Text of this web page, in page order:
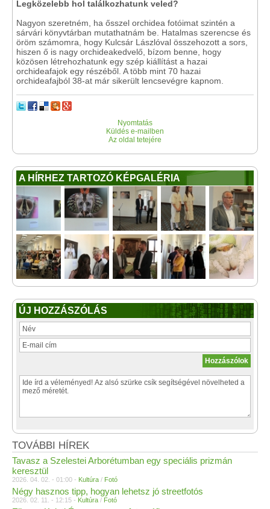
Legközelebb hol találkozhatunk veled?
Nagyon szeretném, ha ősszel orchidea fotóimat szintén a
sárvári könyvtárban mutathatnám be. Hatalmas szerencse és
öröm számomra, hogy Kulcsár Lászlóval összehozott a sors,
hiszen ő is nagy orchideakedvelő, bízom benne, hogy
közösen létrehozhatunk egy szép kiállítást a hazai
orchideafajok egy részéből. A több mint 70 hazai
orchideafajból 38-at már sikerült lencsevégre kapnom.
Nyomtatás
Küldés e-mailben
Az oldal tetejére
A HÍRHEZ TARTOZÓ KÉPGALÉRIA
ÚJ HOZZÁSZÓLÁS
TOVÁBBI HÍREK
Tavasz a Szelestei Arborétumban egy speciális prizmán
keresztül
2026. 04. 02. - 01:00 - Kultúra / Fotó
Négy hasznos tipp, hogyan lehetsz jó streetfotós
2026. 02. 11. - 12:15 - Kultúra / Fotó